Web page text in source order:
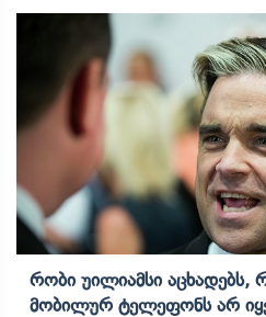
Რობი Უილიამსი Აცხადებს,
Მობილურ Ტელეფონს Არ